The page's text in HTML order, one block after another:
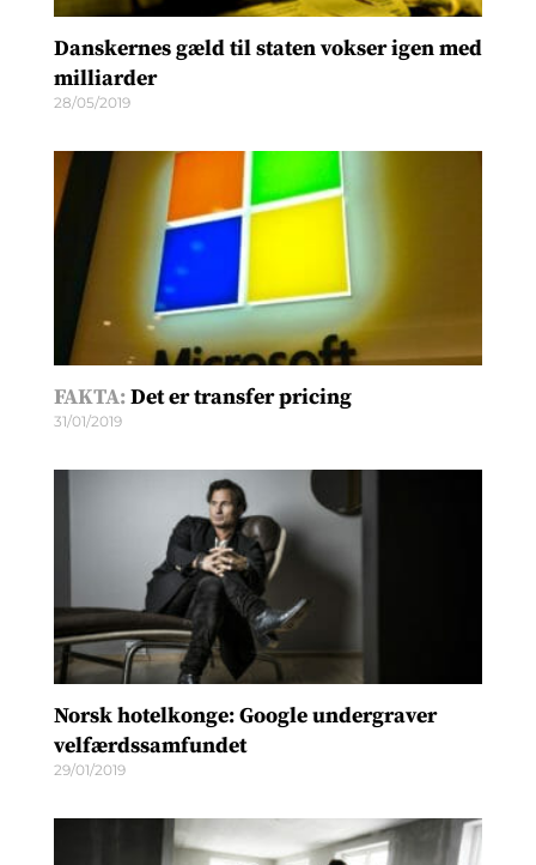
Danskernes gæld til staten vokser igen med
milliarder
28/05/2019
FAKTA:Det er transfer pricing
31/01/2019
Norsk hotelkonge: Google undergraver
velfærdssamfundet
29/01/2019